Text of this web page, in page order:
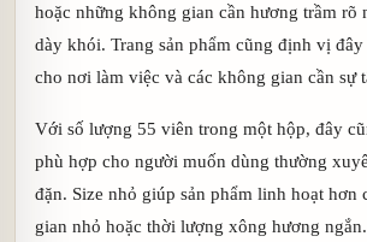
hoặc những không gian cần hương trầm rõ
dày khói. Trang sản phẩm cũng định vị
cho nơi làm việc và các không gian cần sự
Với số lượng 55 viên trong một hộp, đây
phù hợp cho người muốn dùng thường
đặn. Size nhỏ giúp sản phẩm linh hoạt hơn
gian nhỏ hoặc thời lượng xông hương ngắn.